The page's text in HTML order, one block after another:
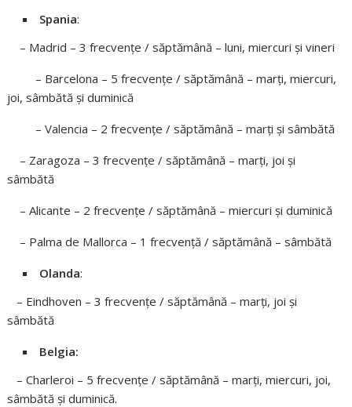
Spania:
– Madrid – 3 frecvențe / săptămână – luni, miercuri și vineri
– Barcelona – 5 frecvențe / săptămână – marți, miercuri,
joi, sâmbătă și duminică
– Valencia – 2 frecvențe / săptămână – marți și sâmbătă
– Zaragoza – 3 frecvențe / săptămână – marți, joi și
sâmbătă
– Alicante – 2 frecvențe / săptămână – miercuri și duminică
– Palma de Mallorca – 1 frecvență / săptămână – sâmbătă
Olanda:
– Eindhoven – 3 frecvențe / săptămână – marți, joi și
sâmbătă
Belgia:
– Charleroi – 5 frecvențe / săptămână – marți, miercuri, joi,
sâmbătă și duminică.